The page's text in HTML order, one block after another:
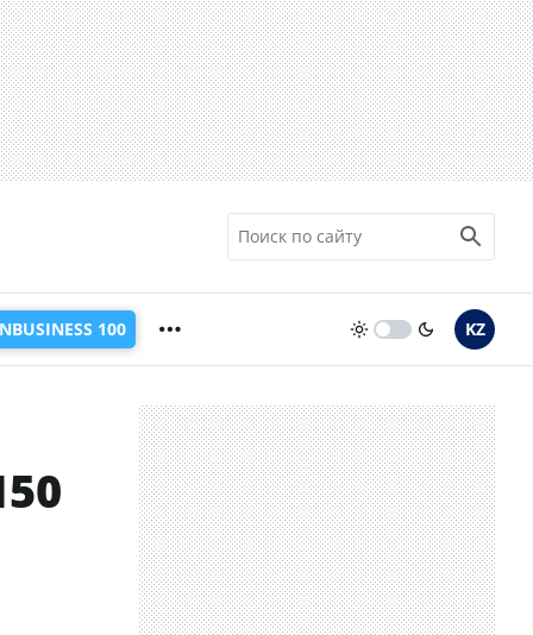
100 KZ